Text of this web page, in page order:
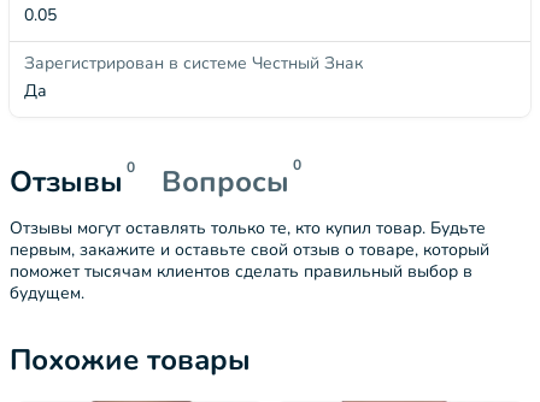
0.05
Зарегистрирован в системе Честный Знак
Да
Отзывы 0 Вопросы 0
Отзывы могут оставлять только те, кто купил товар. Будьте
первым, закажите и оставьте свой отзыв о товаре, который
поможет тысячам клиентов сделать правильный выбор в
будущем.
Похожие товары